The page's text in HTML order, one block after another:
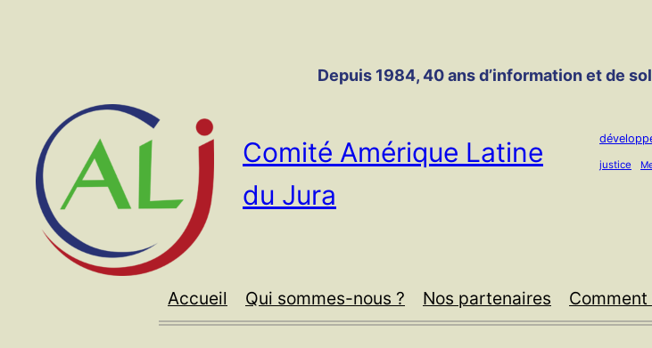
Depuis 1984, 40 ans d’information et de
Comité Amérique Latine
du Jura
justice
Accueil Qui sommes-nous ? Nos partenaires